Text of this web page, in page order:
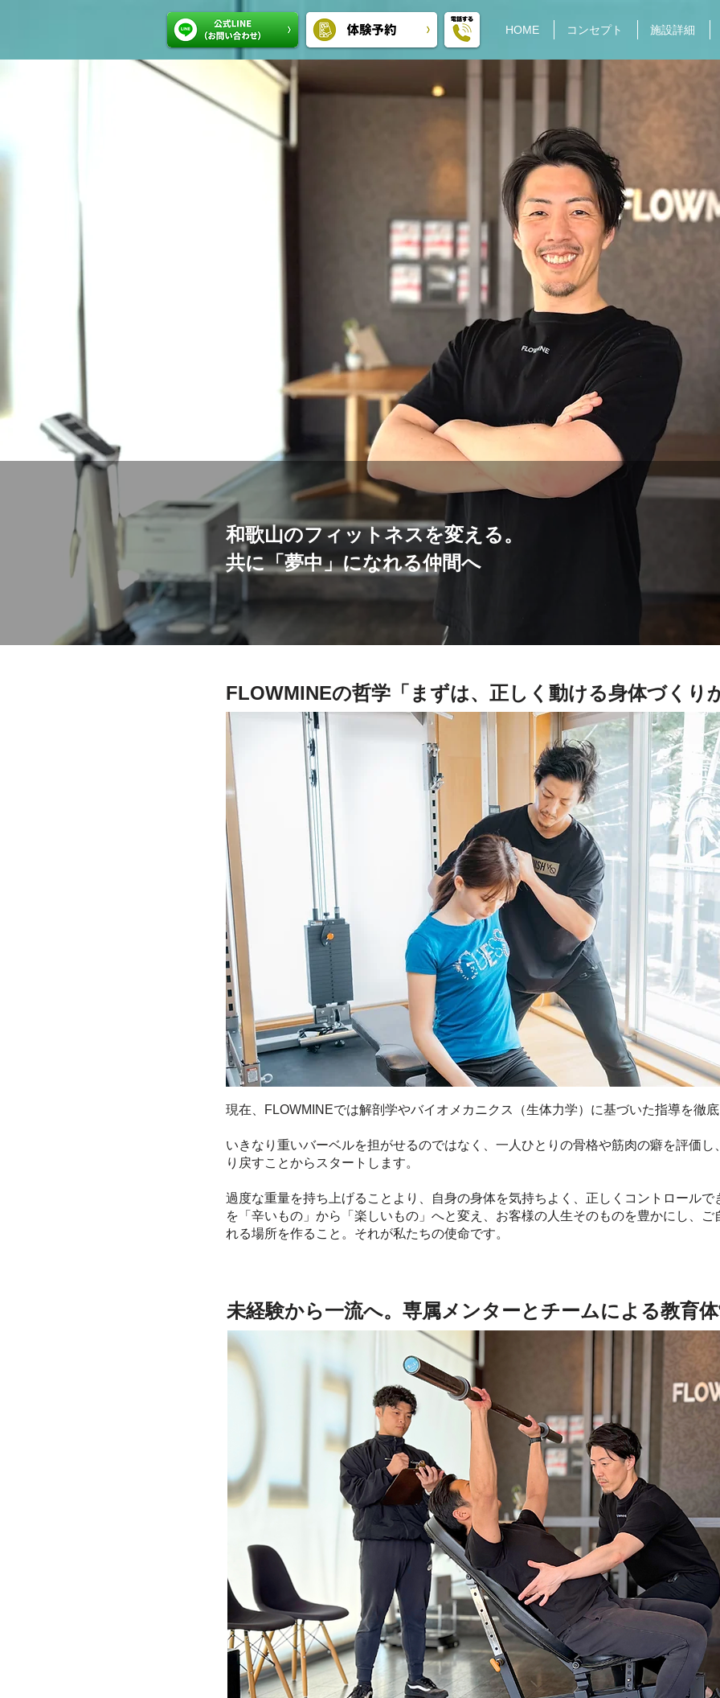
HOME コンセプト 施設詳細
和歌山のフィットネスを変える。
共に「夢中」になれる仲間へ
FLOWMINEの哲学「まずは、正しく動ける身体づくり
現在、FLOWMINEでは解剖学やバイオメカニクス（生体力学）に基づいた指導を徹
いきなり重いバーベルを担がせるのではなく、一人ひとりの骨格や筋肉の癖を評価
り戻すことからスタートします。
過度な重量を持ち上げることより、自身の身体を気持ちよく、正しくコントロールで
を「辛いもの」から「楽しいもの」へと変え、お客様の人生そのものを豊かにし、
れる場所を作ること。それが私たちの使命です。
未経験から一流へ。専属メンターとチームによる教育